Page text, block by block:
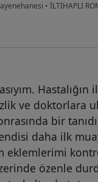
• İLTİHAPLI
Hastalığın
ve doktorlara
bir
daha ilk
eklemlerimi
özenle